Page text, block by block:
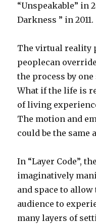
“Unspeakable” in
Darkness ” in 2011.
The virtual reality
peoplecan
the process by
What if the life is
of living
The motion and
could be the same
In “Layer Code”,
imaginatively
and space to allow
audience to
many layers of